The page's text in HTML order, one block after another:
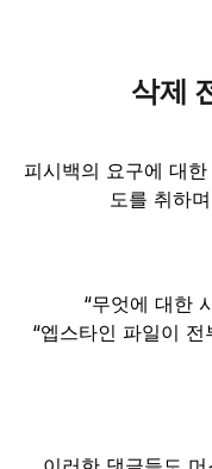
삭제
피시백의 요구에 대
도를 취하
“무엇에 대한
“엡스타인 파일이